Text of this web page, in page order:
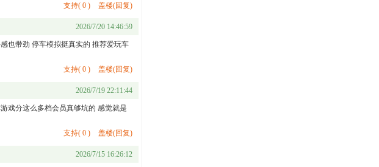
支持( 0 ) 盖楼(回复)
2026/7/20 14:46:59
也带劲 停车模拟挺真实的 推荐爱玩车
支持( 0 ) 盖楼(回复)
2026/7/19 22:11:44
戏分这么多档会员真够坑的 感觉就是
支持( 0 ) 盖楼(回复)
2026/7/15 16:26:12